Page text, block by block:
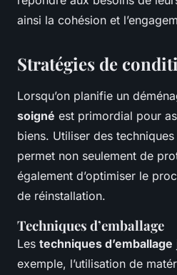
ainsi la cohésion et
Stratégies de
Lorsqu’on planifie un
soigné est primordial pour
biens. Utiliser des
permet non seulement de
également d’optimiser le
de réinstallation.
Techniques d’emballage
Les techniques d’emballage
exemple, l’utilisation de